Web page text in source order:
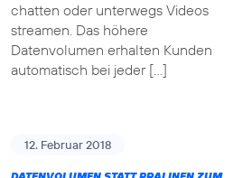
chatten oder unterwegs Videos
streamen. Das höhere
Datenvolumen erhalten Kunden
automatisch bei jeder […]
12. Februar 2018